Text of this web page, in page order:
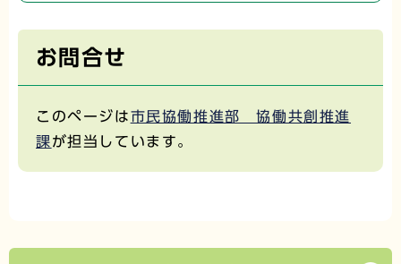
お問合せ
このページは市民協働推進部 協働共創推進
課が担当しています。